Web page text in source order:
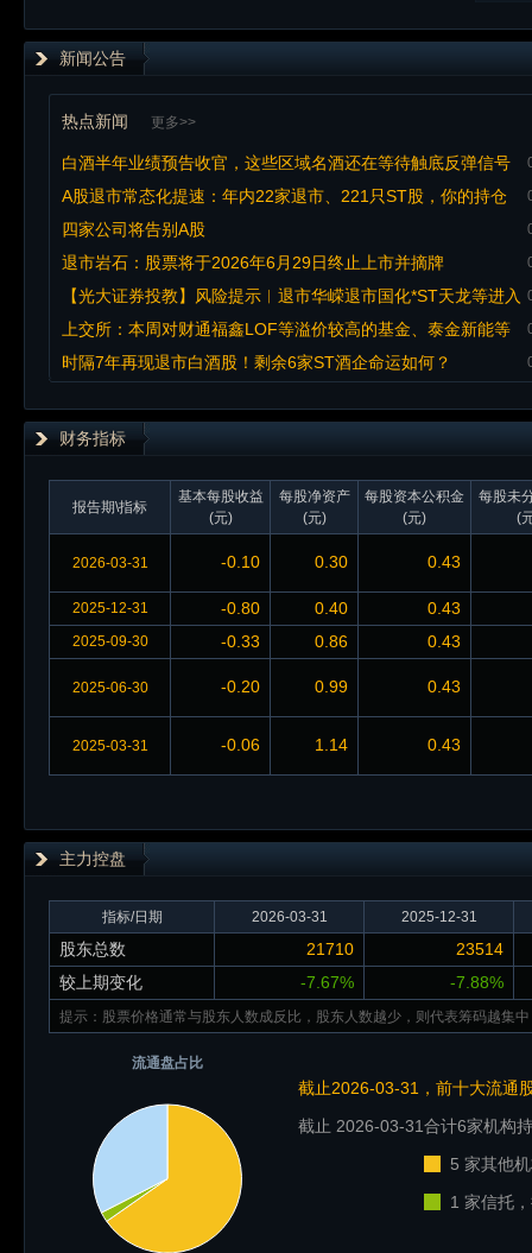
新闻公告
热点新闻 更多>>
白酒半年业绩预告收官，这些区域名酒还在等待触底反弹信号
A股退市常态化提速：年内22家退市、221只ST股，你的持仓
安全吗？
四家公司将告别A股
退市岩石：股票将于2026年6月29日终止上市并摘牌
【光大证券投教】风险提示︱退市华嵘退市国化*ST天龙等进入
退市整理期交易
上交所：本周对财通福鑫LOF等溢价较高的基金、泰金新能等
严重异常波动股票以及退市岩石等退市整理股票进行重点监控
时隔7年再现退市白酒股！剩余6家ST酒企命运如何？
财务指标
报告期\指标
基本每股收益
(元)
每股净资产
(元)
每股资本公积金
(元)
每股未
(
2026-03-31 -0.10 0.30 0.43
2025-12-31 -0.80 0.40 0.43
2025-09-30 -0.33 0.86 0.43
2025-06-30 -0.20 0.99 0.43
2025-03-31 -0.06 1.14 0.43
主力控盘
指标/日期 2026-03-31 2025-12-31
股东总数 21710
23514
较上期变化
-7.67% -7.88%
提示：股票价格通常与股东人数成反比，股东人数越少，则代表筹码越集
流通盘占比
截止2026-03-31，前十大流通
截止 2026-03-31合计6家机构
5 家其他
1 家信托